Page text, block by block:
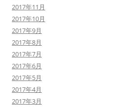
2017年11月
2017年10月
2017年9月
2017年8月
2017年7月
2017年6月
2017年5月
2017年4月
2017年3月